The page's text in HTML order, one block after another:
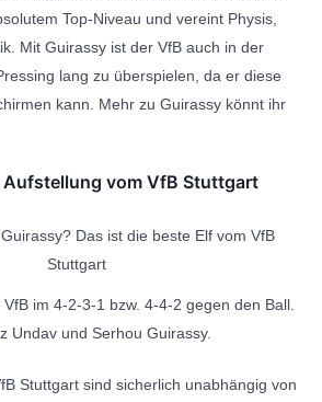
Top-Niveau und vereint Physis,
Mit Guirassy ist der VfB auch in der
lang zu überspielen, da er diese
kann. Mehr zu Guirassy könnt ihr
Aufstellung vom VfB Stuttgart
im 4-2-3-1 bzw. 4-4-2 gegen den Ball.
Undav und Serhou Guirassy.
Stuttgart sind sicherlich unabhängig von